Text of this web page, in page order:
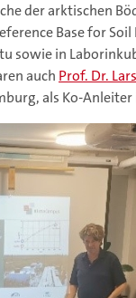
der arktischen
Base for Soil
sowie in
auch Prof. Dr.
als Ko-